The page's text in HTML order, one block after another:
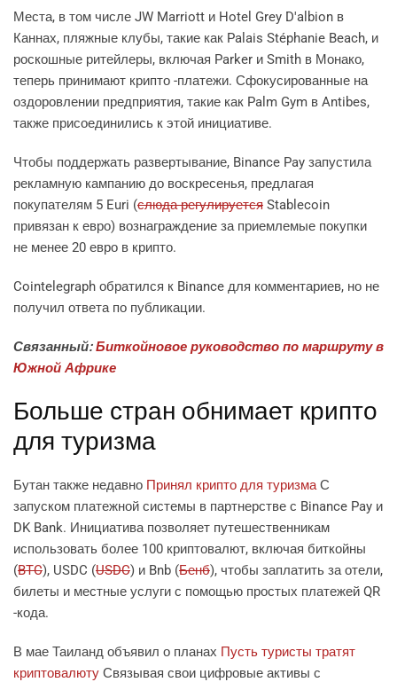
Места, в том числе JW Marriott и Hotel Grey D'albion в
Каннах, пляжные клубы, такие как Palais Stéphanie Beach, и
роскошные ритейлеры, включая Parker и Smith в Монако,
теперь принимают крипто -платежи. Сфокусированные на
оздоровлении предприятия, такие как Palm Gym в Antibes,
также присоединились к этой инициативе.
Чтобы поддержать развертывание, Binance Pay запустила
рекламную кампанию до воскресенья, предлагая
покупателям 5 Euri (слюда регулируется Stablecoin
привязан к евро) вознаграждение за приемлемые покупки
не менее 20 евро в крипто.
Cointelegraph обратился к Binance для комментариев, но не
получил ответа по публикации.
Связанный:Биткойновое руководство по маршруту в
Южной Африке
Больше стран обнимает крипто
для туризма
Бутан также недавно Принял крипто для туризмаС
запуском платежной системы в партнерстве с Binance Pay и
DK Bank. Инициатива позволяет путешественникам
использовать более 100 криптовалют, включая биткойны
(BTC), USDC (USDC) и Bnb (Бенб), чтобы заплатить за отели,
билеты и местные услуги с помощью простых платежей QR
-кода.
В мае Таиланд объявил о планах Пусть туристы тратят
криптовалюту Связывая свои цифровые активы с